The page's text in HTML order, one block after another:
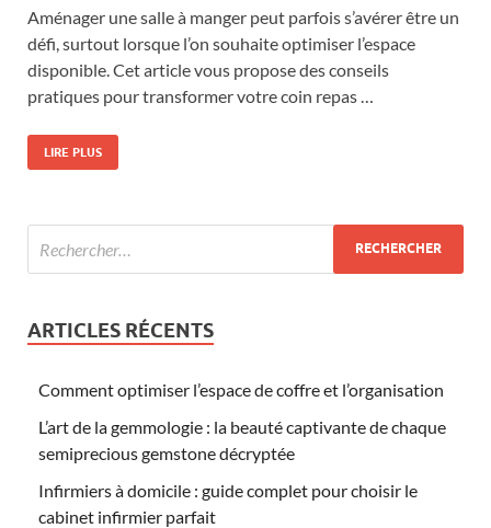
Aménager une salle à manger peut parfois s’avérer être un
défi, surtout lorsque l’on souhaite optimiser l’espace
disponible. Cet article vous propose des conseils
pratiques pour transformer votre coin repas …
LIRE PLUS
ARTICLES RÉCENTS
Comment optimiser l’espace de coffre et l’organisation
L’art de la gemmologie : la beauté captivante de chaque
semiprecious gemstone décryptée
Infirmiers à domicile : guide complet pour choisir le
cabinet infirmier parfait